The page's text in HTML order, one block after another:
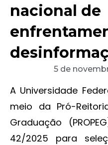
nacional de
5 de
A Universidade
meio da Pró-
Graduação
42/2025 para